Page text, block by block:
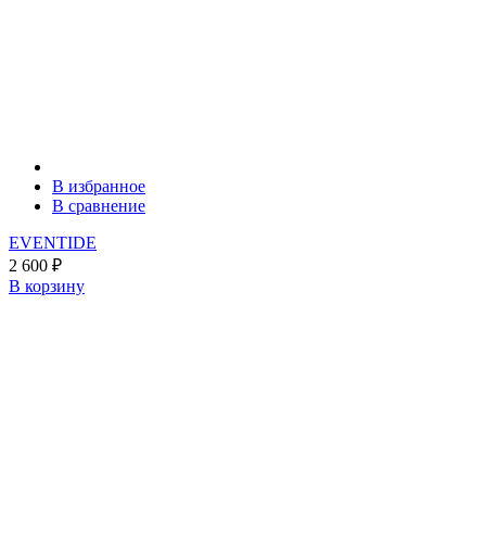
В избранное
В сравнение
EVENTIDE
2 600 ₽
В корзину